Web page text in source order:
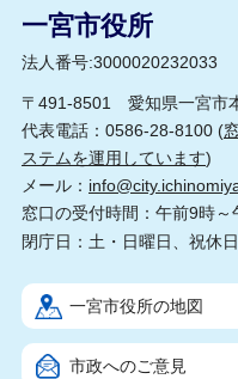
一宮市役所
法人番号:3000020232033
〒491-8501 愛知県一宮市
代表電話：0586-28-8100 (
ステムを運用しています)
メール：
窓口の受付時間：午前9時～
閉庁日：土・日曜日、祝休
一宮市役所の地図
市政へのご意見